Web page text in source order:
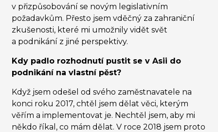
v přizpůsobování se novým legislativním
požadavkům. Přesto jsem vděčný za zahraniční
zkušenosti, které mi umožnily vidět svět
a podnikání z jiné perspektivy.
Kdy padlo rozhodnutí pustit se v Asii do
podnikání na vlastní pěst?
Když jsem odešel od svého zaměstnavatele na
konci roku 2017, chtěl jsem dělat věci, kterým
věřím a implementovat je. Nechtěl jsem, aby mi
někdo říkal, co mám dělat. V roce 2018 jsem proto